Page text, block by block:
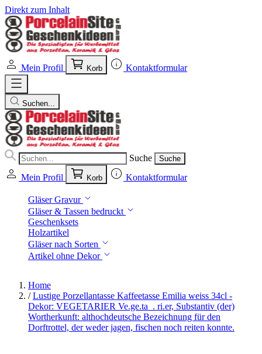
Direkt zum Inhalt
Mein Profil Korb Kontaktformular
Suchen...
Suche Suche
Mein Profil Korb Kontaktformular
Gläser Gravur
Gläser & Tassen bedruckt
Geschenksets
Holzartikel
Gläser nach Sorten
Artikel ohne Dekor
Home
/ Lustige Porzellantasse Kaffeetasse Emilia weiss 34cl -
Dekor: VEGETARIER Ve.ge.ta_. ri.er, Substantiv (der)
Wortherkunft: althochdeutsche Bezeichnung für den
Dorftrottel, der weder jagen, fischen noch reiten konnte.